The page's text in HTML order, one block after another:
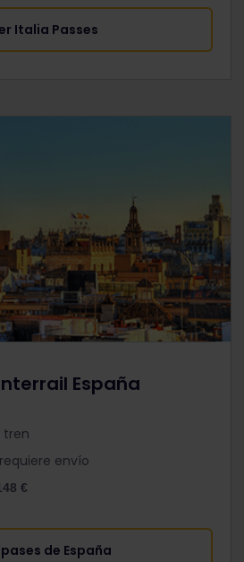
Italia Passes
España
tren
envío
€
de España